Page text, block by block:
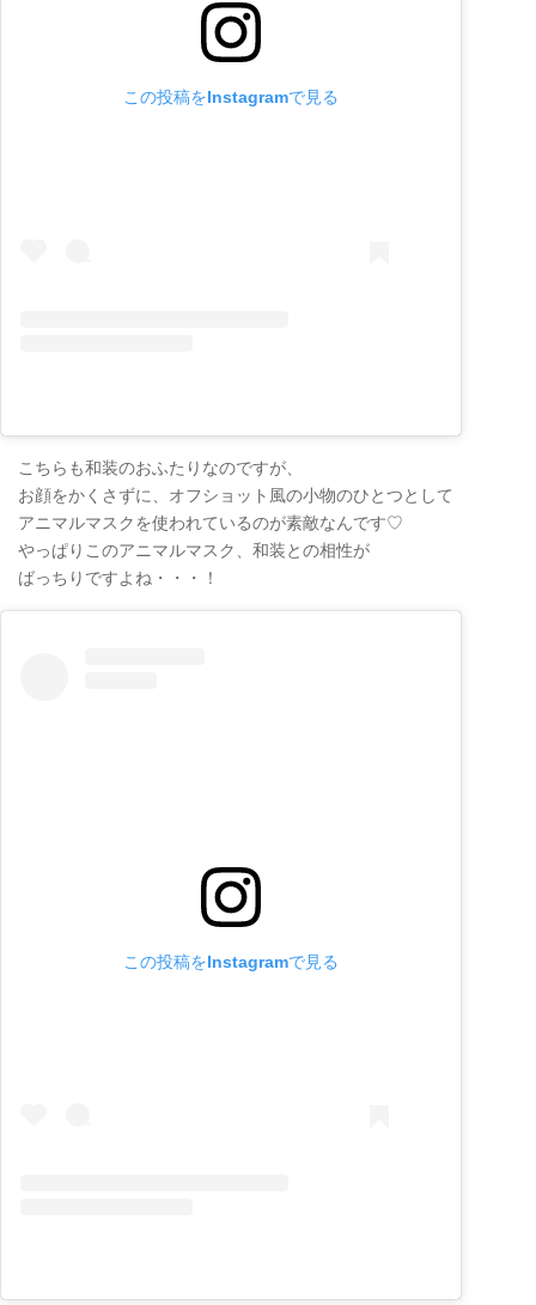
この投稿をInstagramで見る
こちらも和装のおふたりなのですが、
お顔をかくさずに、オフショット風の小物のひとつとして
アニマルマスクを使われているのが素敵なんです♡
やっぱりこのアニマルマスク、和装との相性が
ばっちりですよね・・・！
この投稿をInstagramで見る